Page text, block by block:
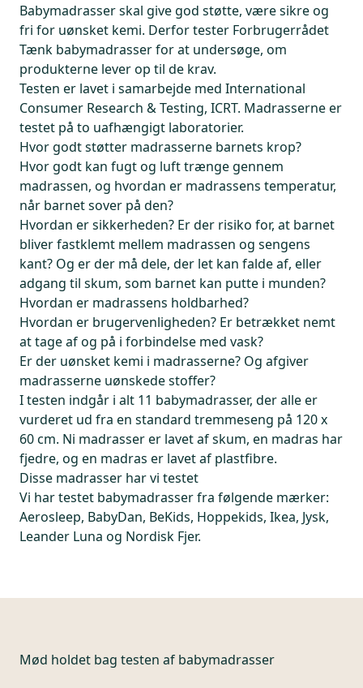
Babymadrasser skal give god støtte, være sikre og
fri for uønsket kemi. Derfor tester Forbrugerrådet
Tænk babymadrasser for at undersøge, om
produkterne lever op til de krav.
Testen er lavet i samarbejde med International
Consumer Research & Testing, ICRT. Madrasserne er
testet på to uafhængigt laboratorier.
Hvor godt støtter madrasserne barnets krop?
Hvor godt kan fugt og luft trænge gennem
madrassen, og hvordan er madrassens temperatur,
når barnet sover på den?
Hvordan er sikkerheden? Er der risiko for, at barnet
bliver fastklemt mellem madrassen og sengens
kant? Og er der må dele, der let kan falde af, eller
adgang til skum, som barnet kan putte i munden?
Hvordan er madrassens holdbarhed?
Hvordan er brugervenligheden? Er betrækket nemt
at tage af og på i forbindelse med vask?
Er der uønsket kemi i madrasserne? Og afgiver
madrasserne uønskede stoffer?
I testen indgår i alt 11 babymadrasser, der alle er
vurderet ud fra en standard tremmeseng på 120 x
60 cm. Ni madrasser er lavet af skum, en madras har
fjedre, og en madras er lavet af plastfibre.
Disse madrasser har vi testet
Vi har testet babymadrasser fra følgende mærker:
Aerosleep, BabyDan, BeKids, Hoppekids, Ikea, Jysk,
Leander Luna og Nordisk Fjer.
Mød holdet bag testen af babymadrasser